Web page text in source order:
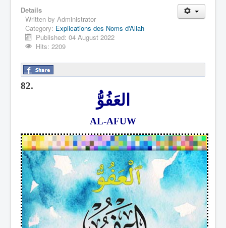
Details
Written by Administrator
Category: Explications des Noms d'Allah
Published: 04 August 2022
Hits: 2209
82.
العَفُوُّ
AL-AFUW